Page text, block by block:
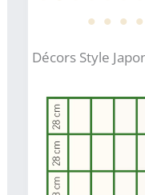
Décors Style